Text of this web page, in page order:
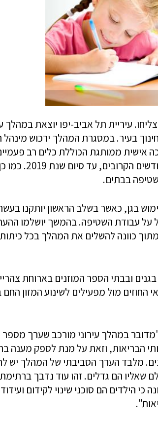
עיריית תל אביב-יפו יוצאת במהלך
בעיר. במסגרת המהלך ירכוש מינהל
אישית ממותגת הכוללת כלים רב
ההצטיידות וחלוקת
בבתים.
בגן, כאשר בשלב הראשון יותקנו
על עבודת השטיפה. בהמשך יושלמו
כוונה להשלים את המהלך בכל
ילדי צהרונים בגנים ובבתי הספר המוזנים
החוזים מול מפעילים לשינוע המזון
במהלך עירוני מורכב שערך מספר
הבריאות, וזאת על מנת לספק מענה
מלבד הערך הסביבתי של המהלך יש
שאליו הם גדלים. זהו עוד נדבך
כי הילדים הם סוכני שינוי לקידום